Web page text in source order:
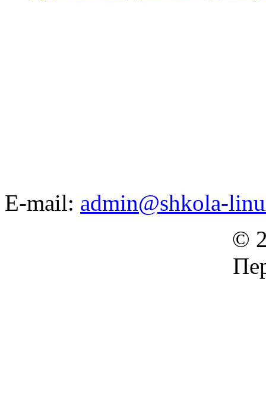
E-mail: admin@shkola-
©